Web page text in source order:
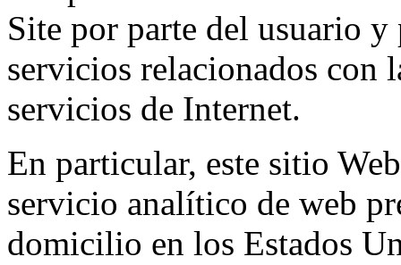
Site por parte del usuario
servicios relacionados con
servicios de Internet.
En particular, este sitio
servicio analítico de web
domicilio en los Estados